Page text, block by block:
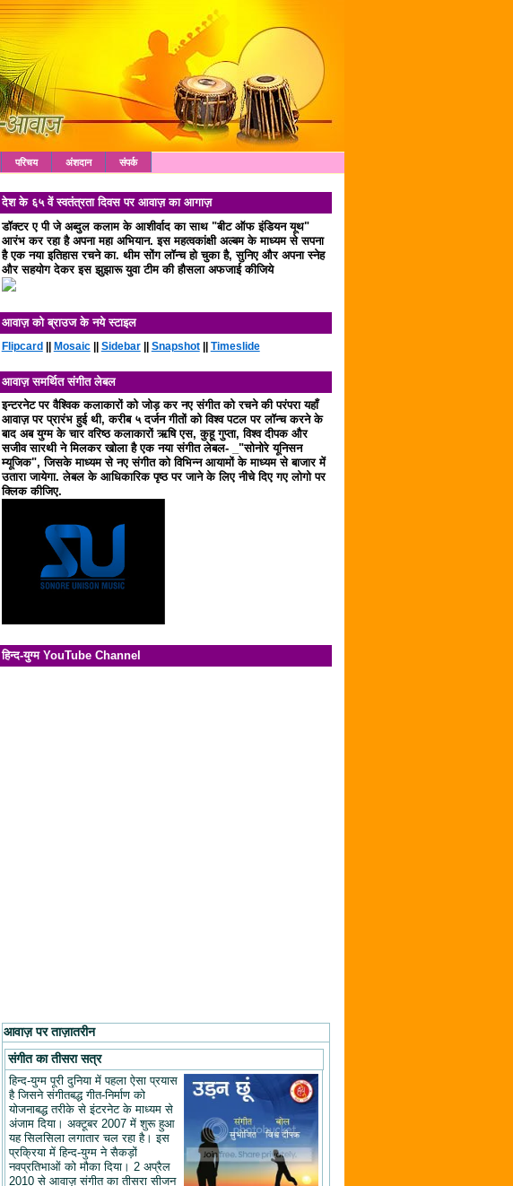
परिचय अंशदान संपर्क
देश के ६५ वें स्वतंत्रता दिवस पर आवाज़ का आगाज़
डॉक्टर ए पी जे अब्दुल कलाम के आशीर्वाद का साथ "बीट ऑफ इंडियन यूथ"
आरंभ कर रहा है अपना महा अभियान. इस महत्वकांक्षी अल्बम के माध्यम से सपना
है एक नया इतिहास रचने का. थीम सोंग लॉन्च हो चुका है, सुनिए और अपना स्नेह
और सहयोग देकर इस झुझारू युवा टीम की हौसला अफजाई कीजिये
आवाज़ को ब्राउज के नये स्टाइल
Flipcard Mosaic|| Sidebar|| Snapshot|| Timeslide
आवाज़ समर्थित संगीत लेबल
इन्टरनेट पर वैश्विक कलाकारों को जोड़ कर नए संगीत को रचने की परंपरा यहाँ
आवाज़ पर प्रारंभ हुई थी, करीब ५ दर्जन गीतों को विश्व पटल पर लॉन्च करने के
बाद अब युग्म के चार वरिष्ठ कलाकारों ऋषि एस, कुहू गुप्ता, विश्व दीपक और
सजीव सारथी ने मिलकर खोला है एक नया संगीत लेबल- _"सोनोरे यूनिसन
म्यूजिक", जिसके माध्यम से नए संगीत को विभिन्न आयामों के माध्यम से बाजार में
उतारा जायेगा. लेबल के आधिकारिक पृष्ठ पर जाने के लिए नीचे दिए गए लोगो पर
क्लिक कीजिए.
हिन्द-युग्म YouTube Channel
आवाज़ पर ताज़ातरीन
संगीत का तीसरा सत्र
हिन्द-युग्म पूरी दुनिया में पहला ऐसा प्रयास
है जिसने संगीतबद्ध गीत-निर्माण को
योजनाबद्ध तरीके से इंटरनेट के माध्यम से
अंजाम दिया। अक्टूबर 2007 में शुरू हुआ
यह सिलसिला लगातार चल रहा है। इस
प्रक्रिया में हिन्द-युग्म ने सैकड़ों
नवप्रतिभाओं को मौका दिया। 2 अप्रैल
2010 से आवाज़ संगीत का तीसरा सीजन